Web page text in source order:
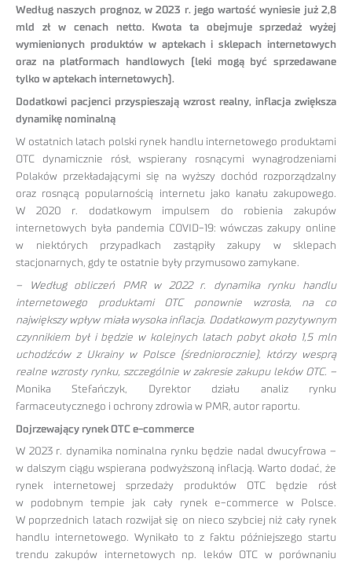
Według naszych prognoz, w 2023 r. jego wartość wyniesie już 2,8
mld zł w cenach netto. Kwota ta obejmuje sprzedaż wyżej
wymienionych produktów w aptekach i sklepach internetowych
oraz na platformach handlowych (leki mogą być sprzedawane
tylko w aptekach internetowych).
Dodatkowi pacjenci przyspieszają wzrost realny, inflacja zwiększa
dynamikę nominalną
W ostatnich latach polski rynek handlu internetowego produktami
OTC dynamicznie rósł, wspierany rosnącymi wynagrodzeniami
Polaków przekładającymi się na wyższy dochód rozporządzalny
oraz rosnącą popularnością internetu jako kanału zakupowego.
W 2020 r. dodatkowym impulsem do robienia zakupów
internetowych była pandemia COVID-19: wówczas zakupy online
w niektórych przypadkach zastąpiły zakupy w sklepach
stacjonarnych, gdy te ostatnie były przymusowo zamykane.
– Według obliczeń PMR w 2022 r. dynamika rynku handlu
internetowego produktami OTC ponownie wzrosła, na co
największy wpływ miała wysoka inflacja. Dodatkowym pozytywnym
czynnikiem był i będzie w kolejnych latach pobyt około 1,5 mln
uchodźców z Ukrainy w Polsce (średniorocznie), którzy wesprą
realne wzrosty rynku, szczególnie w zakresie zakupu leków OTC. –
Monika Stefańczyk, Dyrektor działu analiz rynku
farmaceutycznego i ochrony zdrowia w PMR, autor raportu.
Dojrzewający rynek OTC e-commerce
W 2023 r. dynamika nominalna rynku będzie nadal dwucyfrowa –
w dalszym ciągu wspierana podwyższoną inflacją. Warto dodać, że
rynek internetowej sprzedaży produktów OTC będzie rósł
w podobnym tempie jak cały rynek e-commerce w Polsce.
W poprzednich latach rozwijał się on nieco szybciej niż cały rynek
handlu internetowego. Wynikało to z faktu późniejszego startu
trendu zakupów internetowych np. leków OTC w porównaniu